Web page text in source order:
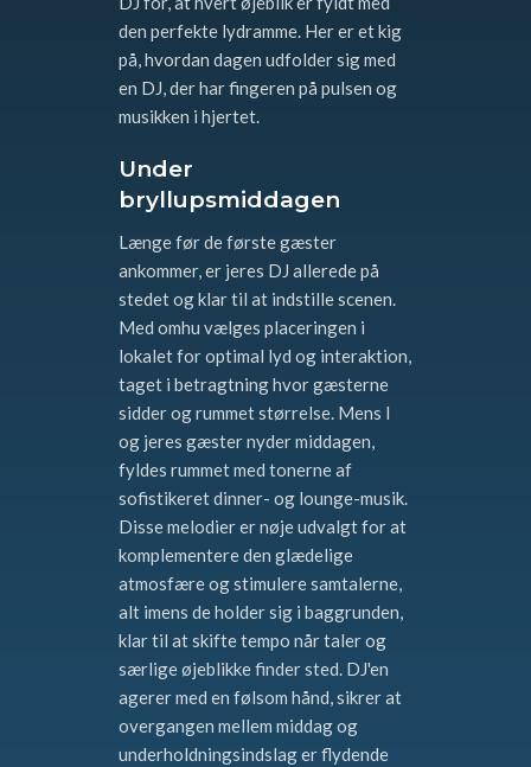
den perfekte lydramme. Her er et kig
på, hvordan dagen udfolder sig med
en DJ, der har fingeren på pulsen og
musikken i hjertet.
Under
bryllupsmiddagen
Længe før de første gæster
ankommer, er jeres DJ allerede på
stedet og klar til at indstille scenen.
Med omhu vælges placeringen i
lokalet for optimal lyd og interaktion,
taget i betragtning hvor gæsterne
sidder og rummet størrelse. Mens I
og jeres gæster nyder middagen,
fyldes rummet med tonerne af
sofistikeret dinner- og lounge-musik.
Disse melodier er nøje udvalgt for at
komplementere den glædelige
atmosfære og stimulere samtalerne,
alt imens de holder sig i baggrunden,
klar til at skifte tempo når taler og
særlige øjeblikke finder sted. DJ'en
agerer med en følsom hånd, sikrer at
overgangen mellem middag og
underholdningsindslag er flydende